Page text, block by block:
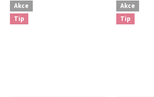
Akce
Tip
Akce
Tip